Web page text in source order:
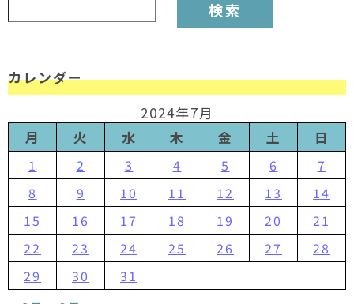
カレンダー
2024年7月
月
火 水 木 金 土 日
1 2 3 4 5 6
7
8
9 10 11 12 13
14
15
16 17 18 19 20
21
22
23 24 25 26 27
28
29
30 31